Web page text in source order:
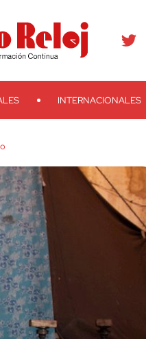
Search
INTERNACIONALES